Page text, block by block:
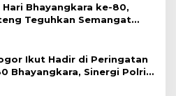
Hari Bhayangkara ke-80,
Teguhkan Semangat
dan Pererat Kebersamaan
Ikut Hadir di Peringatan
Bhayangkara, Sinergi Polri
Bogor Jadi Kunci Menjaga